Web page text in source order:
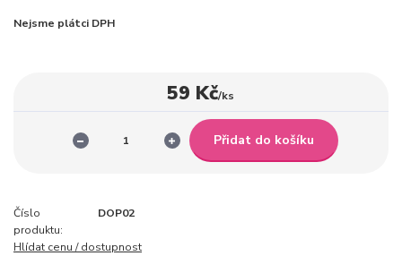
Nejsme plátci DPH
59 Kč/ks
Přidat do košíku
Číslo
produktu:
DOP02
Hlídat cenu / dostupnost